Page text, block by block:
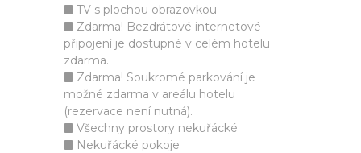
TV s plochou obrazovkou
Zdarma! Bezdrátové internetové
připojení je dostupné v celém hotelu
zdarma.
Zdarma! Soukromé parkování je
možné zdarma v areálu hotelu
(rezervace není nutná).
Všechny prostory nekuřácké
Nekuřácké pokoje